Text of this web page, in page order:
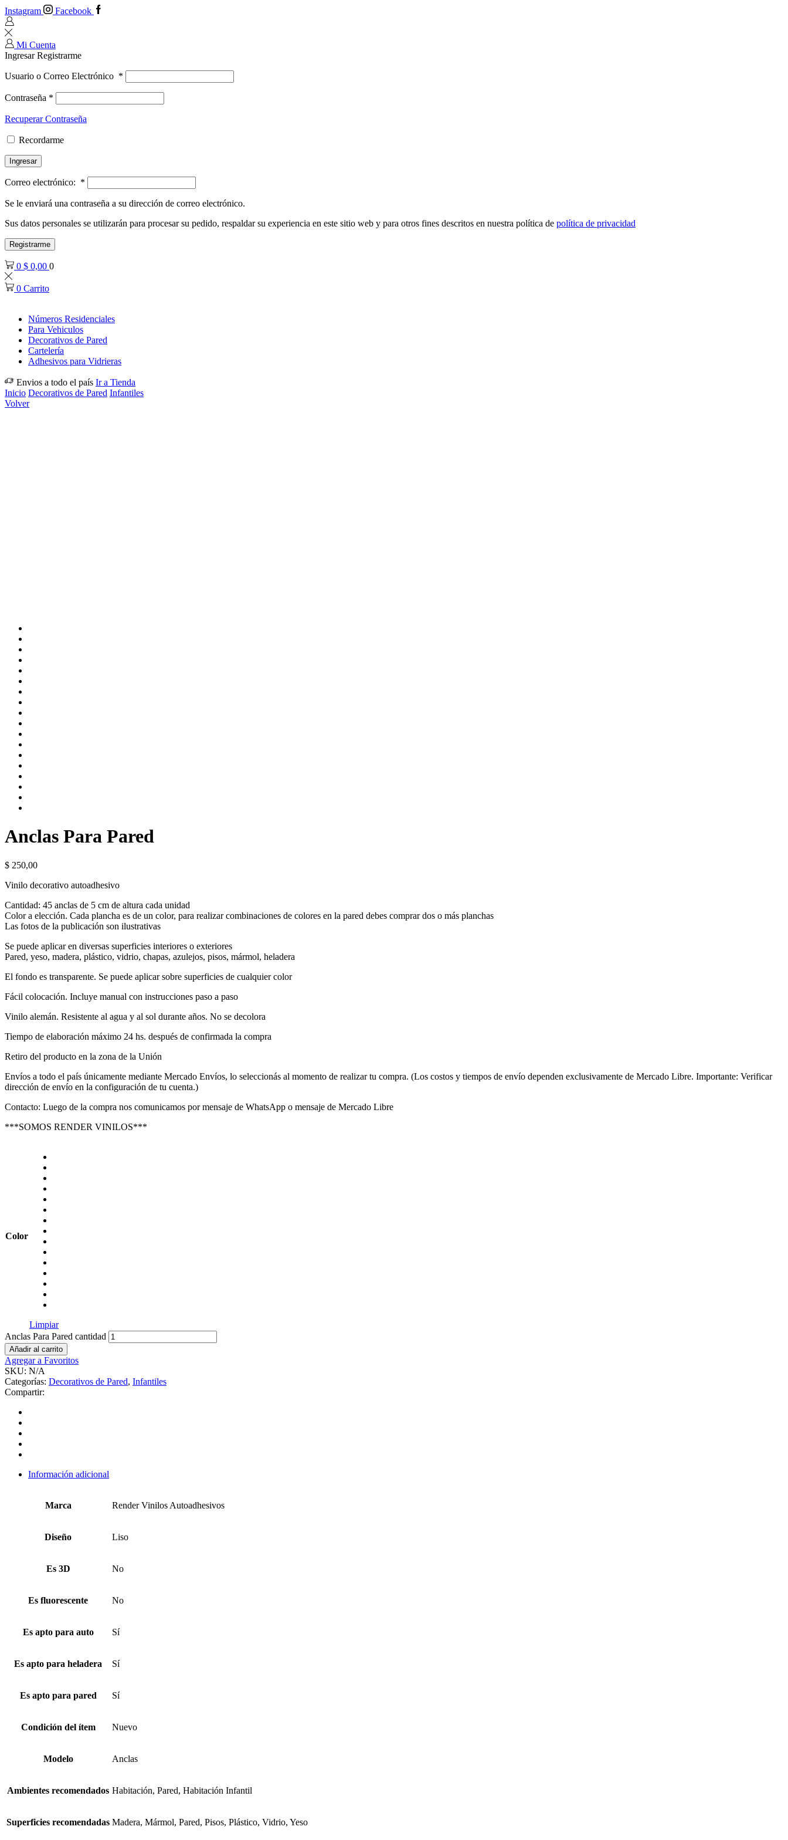
Instagram Facebook
Mi Cuenta
IngresarRegistrarme
Usuario o Correo Electrónico *
Contraseña *
Recuperar Contraseña
Recordarme
Ingresar
Correo electrónico: *
Se le enviará una contraseña a su dirección de correo electrónico.
Sus datos personales se utilizarán para procesar su pedido, respaldar su experiencia en este sitio web y para otros fines descritos en nuestra política de política de privacidad
Registrarme
0 $ 0,00 0
0 Carrito
Números Residenciales
Para Vehiculos
Decorativos de Pared
Cartelería
Adhesivos para Vidrieras
Envios a todo el país Ir a Tienda
Inicio Decorativos de Pared Infantiles
Volver
Anclas Para Pared
$ 250,00
Vinilo decorativo autoadhesivo
Cantidad: 45 anclas de 5 cm de altura cada unidad
Color a elección. Cada plancha es de un color, para realizar combinaciones de colores en la pared debes comprar dos o más planchas
Las fotos de la publicación son ilustrativas
Se puede aplicar en diversas superficies interiores o exteriores
Pared, yeso, madera, plástico, vidrio, chapas, azulejos, pisos, mármol, heladera
El fondo es transparente. Se puede aplicar sobre superficies de cualquier color
Fácil colocación. Incluye manual con instrucciones paso a paso
Vinilo alemán. Resistente al agua y al sol durante años. No se decolora
Tiempo de elaboración máximo 24 hs. después de confirmada la compra
Retiro del producto en la zona de la Unión
Envíos a todo el país únicamente mediante Mercado Envíos, lo seleccionás al momento de realizar tu compra. (Los costos y tiempos de envío dependen exclusivamente de Mercado Libre. Importante: Verificar
dirección de envío en la configuración de tu cuenta.)
Contacto: Luego de la compra nos comunicamos por mensaje de WhatsApp o mensaje de Mercado Libre
***SOMOS RENDER VINILOS***
Color
Limpiar
Anclas Para Pared cantidad
Añadir al carrito
Agregar a Favoritos
SKU: N/A
Categorías: Decorativos de Pared, Infantiles
Compartir:
Información adicional
Marca Render Vinilos Autoadhesivos
Diseño Liso
Es 3D No
Es fluorescente No
Es apto para auto Sí
Es apto para heladera Sí
Es apto para pared Sí
Condición del ítem Nuevo
Modelo Anclas
Ambientes recomendados Habitación, Pared, Habitación Infantil
Superficies recomendadas Madera, Mármol, Pared, Pisos, Plástico, Vidrio, Yeso